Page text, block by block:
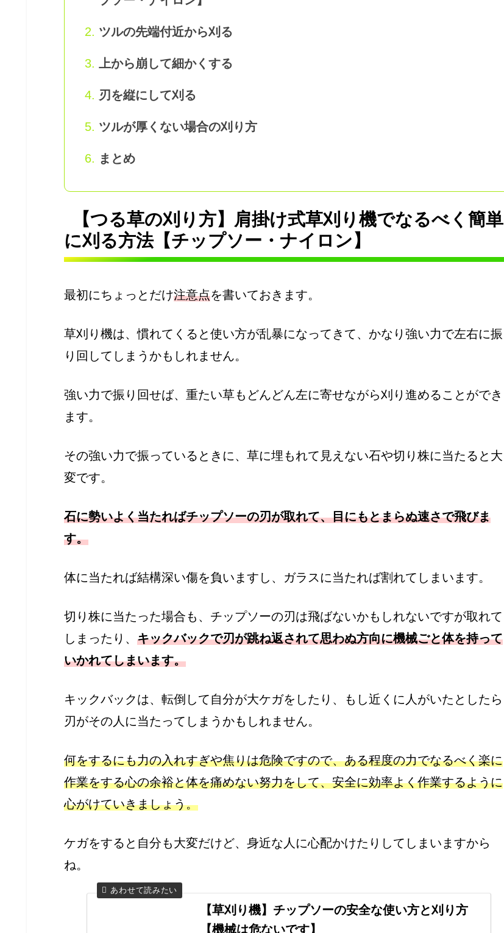
ツルの先端付近から刈る
上から崩して細かくする
刃を縦にして刈る
ツルが厚くない場合の刈り方
まとめ
【つる草の刈り方】肩掛け式草刈り機でなるべく簡単
に刈る方法【チップソー・ナイロン】
最初にちょっとだけ注意点を書いておきます。
草刈り機は、慣れてくると使い方が乱暴になってきて、かなり強い力で左右に振
り回してしまうかもしれません。
強い力で振り回せば、重たい草もどんどん左に寄せながら刈り進めることができ
ます。
その強い力で振っているときに、草に埋もれて見えない石や切り株に当たると大
変です。
石に勢いよく当たればチップソーの刃が取れて、目にもとまらぬ速さで飛びま
す。
体に当たれば結構深い傷を負いますし、ガラスに当たれば割れてしまいます。
切り株に当たった場合も、チップソーの刃は飛ばないかもしれないですが取れて
しまったり、 キックバックで刃が跳ね返されて思わぬ方向に機械ごと体を持って
いかれてしまいます。
キックバックは、転倒して自分が大ケガをしたり、もし近くに人がいたとしたら
刃がその人に当たってしまうかもしれません。
何をするにも力の入れすぎや焦りは危険ですので、ある程度の力でなるべく楽に
作業をする心の余裕と体を痛めない努力をして、安全に効率よく作業するように
心がけていきましょう。
ケガをすると自分も大変だけど、身近な人に心配かけたりしてしまいますから
ね。
【草刈り機】チップソーの安全な使い方と刈り方
【機械は危ないです】